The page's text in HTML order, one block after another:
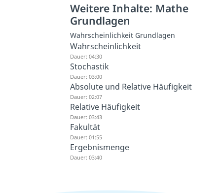
Weitere Inhalte: Mathe
Grundlagen
Wahrscheinlichkeit Grundlagen
Wahrscheinlichkeit
Dauer: 04:30
Stochastik
Dauer: 03:00
Absolute und Relative Häufigkeit
Dauer: 02:07
Relative Häufigkeit
Dauer: 03:43
Fakultät
Dauer: 01:55
Ergebnismenge
Dauer: 03:40